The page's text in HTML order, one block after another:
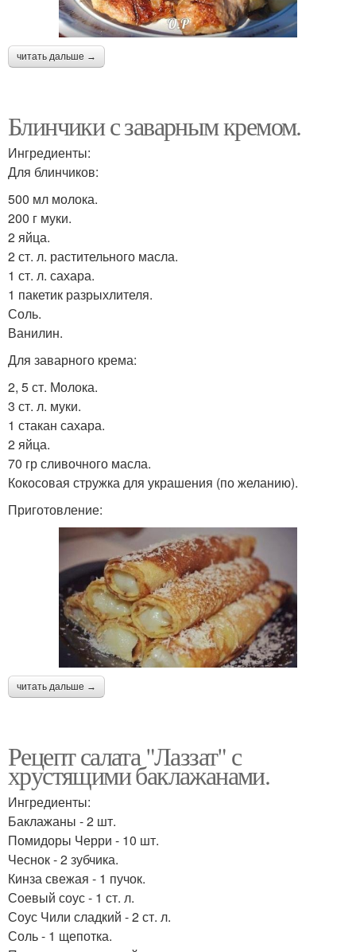
читать дальше →
Блинчики с заварным кремом.
Ингредиенты:
Для блинчиков:
500 мл молока.
200 г муки.
2 яйца.
2 ст. л. растительного масла.
1 ст. л. сахара.
1 пакетик разрыхлителя.
Соль.
Ванилин.
Для заварного крема:
2, 5 ст. Молока.
3 ст. л. муки.
1 стакан сахара.
2 яйца.
70 гр сливочного масла.
Кокосовая стружка для украшения (по желанию).
Приготовление:
читать дальше →
Рецепт салата "Лаззат" с
хрустящими баклажанами.
Ингредиенты:
Баклажаны - 2 шт.
Помидоры Черри - 10 шт.
Чеснок - 2 зубчика.
Кинза свежая - 1 пучок.
Соевый соус - 1 ст. л.
Соус Чили сладкий - 2 ст. л.
Соль - 1 щепотка.